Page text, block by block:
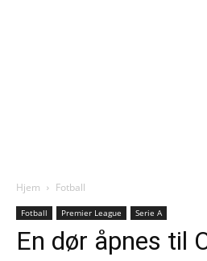
Hjem Fotball
Fotball Premier League Serie A
En dør åpnes til